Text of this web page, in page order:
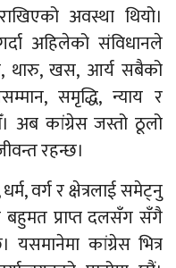
अवस्था थियो।
अहिलेको संविधानले
थारु, खस, आर्य सबैको
समृद्धि, न्याय र
अब कांग्रेस जस्तो ठूलो
रहन्छ।
वर्ग र क्षेत्रलाई समेट्नु
बहुमत प्राप्त दलसँग सँगै
यसमानेमा कांग्रेस भित्र